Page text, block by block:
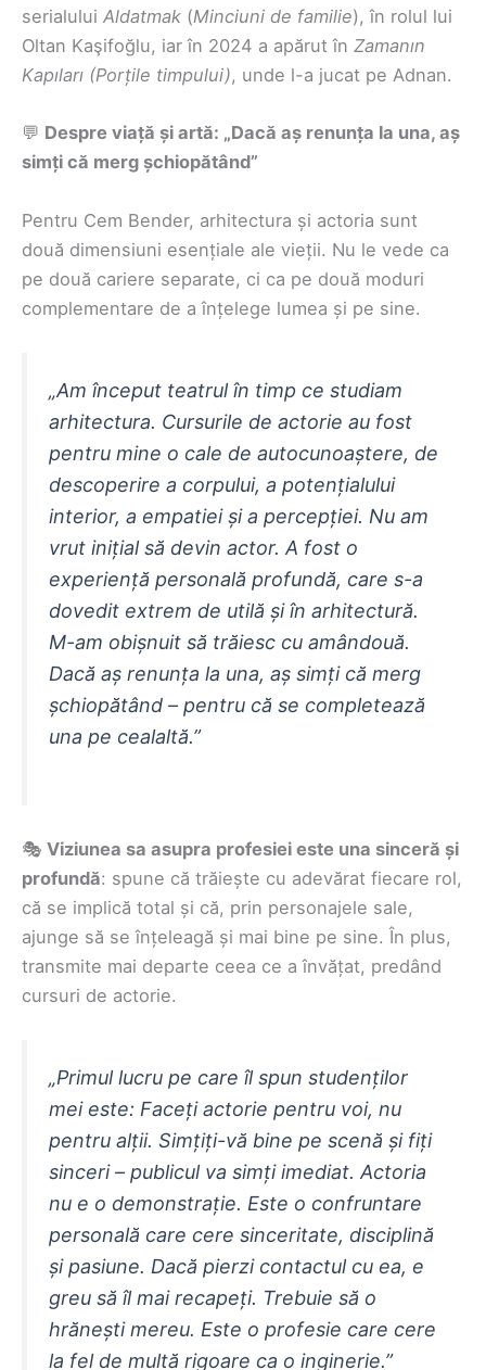
serialului Aldatmak (Minciuni de familie), în rolul lui
Oltan Kaşifoğlu, iar în 2024 a apărut în Zamanın
Kapıları (Porțile timpului), unde l-a jucat pe Adnan.
💬 Despre viață și artă: „Dacă aș renunța la una, aș
simți că merg șchiopătând”
Pentru Cem Bender, arhitectura și actoria sunt
două dimensiuni esențiale ale vieții. Nu le vede ca
pe două cariere separate, ci ca pe două moduri
complementare de a înțelege lumea și pe sine.
„Am început teatrul în timp ce studiam
arhitectura. Cursurile de actorie au fost
pentru mine o cale de autocunoaștere, de
descoperire a corpului, a potențialului
interior, a empatiei și a percepției. Nu am
vrut inițial să devin actor. A fost o
experiență personală profundă, care s-a
dovedit extrem de utilă și în arhitectură.
M-am obișnuit să trăiesc cu amândouă.
Dacă aș renunța la una, aș simți că merg
șchiopătând – pentru că se completează
una pe cealaltă.”
🎭 Viziunea sa asupra profesiei este una sinceră și
profundă: spune că trăiește cu adevărat fiecare rol,
că se implică total și că, prin personajele sale,
ajunge să se înțeleagă și mai bine pe sine. În plus,
transmite mai departe ceea ce a învățat, predând
cursuri de actorie.
„Primul lucru pe care îl spun studenților
mei este: Faceți actorie pentru voi, nu
pentru alții. Simțiți-vă bine pe scenă și fiți
sinceri – publicul va simți imediat. Actoria
nu e o demonstrație. Este o confruntare
personală care cere sinceritate, disciplină
și pasiune. Dacă pierzi contactul cu ea, e
greu să îl mai recapeți. Trebuie să o
hrănești mereu. Este o profesie care cere
la fel de multă rigoare ca o inginerie.”